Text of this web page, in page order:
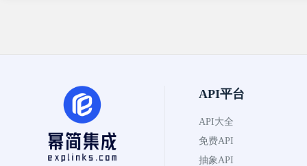
API平台
API大全
免费API
抽象API